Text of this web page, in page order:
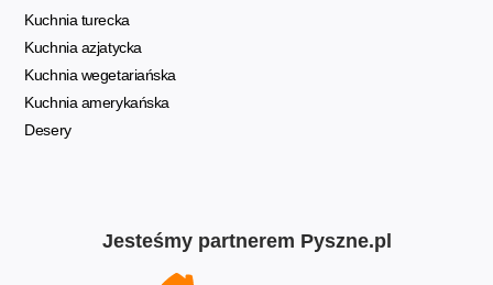
Kuchnia turecka
Kuchnia azjatycka
Kuchnia wegetariańska
Kuchnia amerykańska
Desery
Jesteśmy partnerem Pyszne.pl